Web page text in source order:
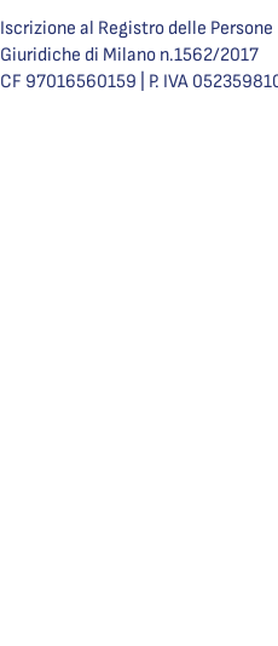
Iscrizione al Registro delle Persone
Giuridiche di Milano n.1562/2017
CF 97016560159 | P. IVA